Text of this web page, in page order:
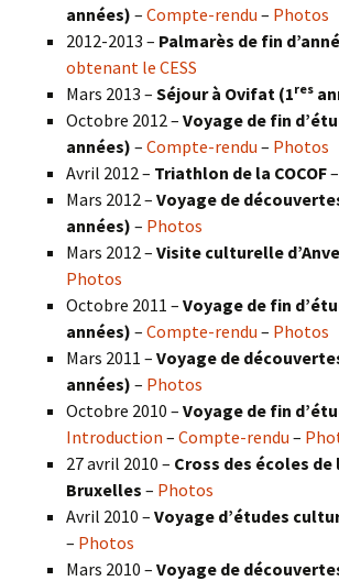
années) – Compte-rendu – Photos
2012-2013 – Palmarès de fin
obtenant le CESS
Mars 2013 – Séjour à Ovifat (1res
Octobre 2012 – Voyage de fin
années) – Compte-rendu – Photos
Avril 2012 – Triathlon de la COCOF–
Mars 2012 – Voyage de
années) – Photos
Mars 2012 – Visite culturelle
Photos
Octobre 2011 – Voyage de fin
années) – Compte-rendu – Photos
Mars 2011 – Voyage de
années) – Photos
Octobre 2010 – Voyage de fin
Introduction – Compte-rendu –
27 avril 2010 – Cross des écoles de
Bruxelles – Photos
Avril 2010 – Voyage d’études
– Photos
Mars 2010 – Voyage de